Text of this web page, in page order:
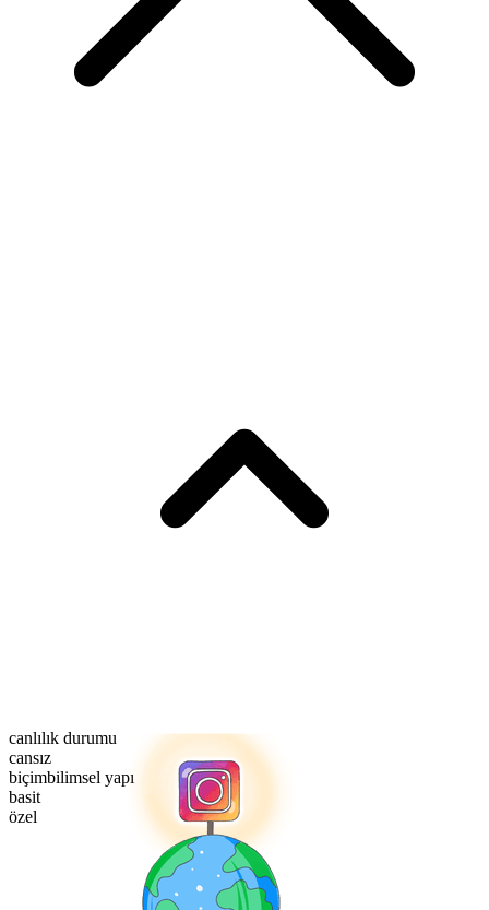
canlılık durumu
cansız
biçimbilimsel yapı
basit
özel